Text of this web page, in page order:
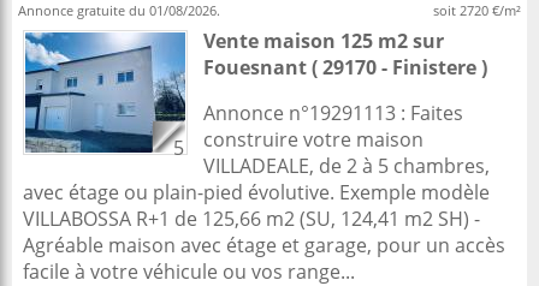
Annonce gratuite du 01/08/2026. soit 2720 €/m²
5
Vente maison 125 m2sur
Fouesnant( 29170 - Finistere )
Annonce n°19291113 : Faites
construire votre maison
VILLADEALE, de 2 à 5 chambres,
avec étage ou plain-pied évolutive. Exemple modèle
VILLABOSSA R+1 de 125,66 m2 (SU, 124,41 m2 SH) -
Agréable maison avec étage et garage, pour un accès
facile à votre véhicule ou vos range...